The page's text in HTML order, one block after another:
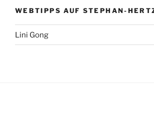
WEBTIPPS AUF STEPHAN-
Lini Gong